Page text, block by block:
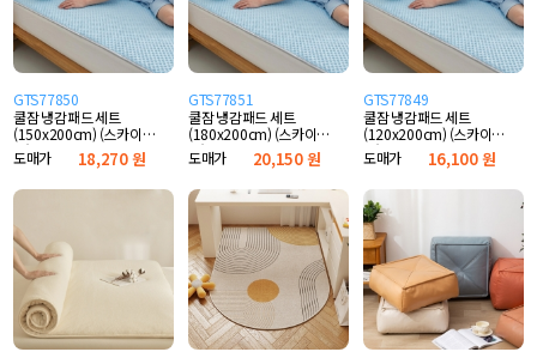
GTS77850
쿨잠 냉감패드 세트
(150x200cm) (스카이블
루)
도매가 18,270 원
GTS77851
쿨잠 냉감패드 세트
(180x200cm) (스카이블
루)
도매가 20,150 원
GTS77849
쿨잠 냉감패드 세트
(120x200cm) (스카이블
루)
도매가 16,100 원